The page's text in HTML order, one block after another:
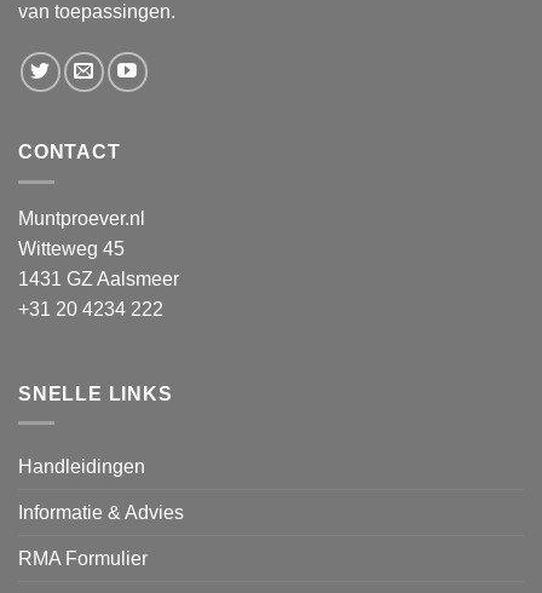
van toepassingen.
CONTACT
Muntproever.nl
Witteweg 45
1431 GZ Aalsmeer
+31 20 4234 222
SNELLE LINKS
Handleidingen
Informatie & Advies
RMA Formulier